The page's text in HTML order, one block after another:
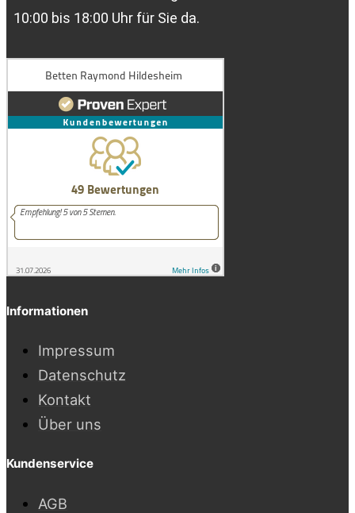
10:00 bis 18:00 Uhr für Sie da.
Informationen
Impressum
Datenschutz
Kontakt
Über uns
Kundenservice
AGB